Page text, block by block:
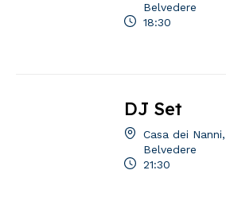
Belvedere
18:30
DJ Set
Casa dei Nanni,
Belvedere
21:30